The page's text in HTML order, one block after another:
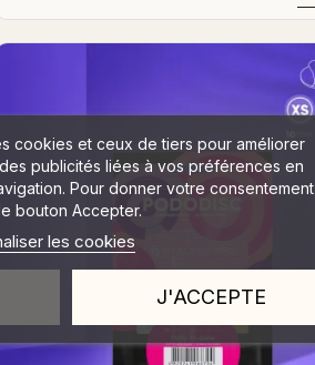
cookies et ceux de tiers pour améliorer
publicités liées à vos préférences en
Pour donner votre consentement
bouton Accepter.
les cookies
J'ACCEPTE